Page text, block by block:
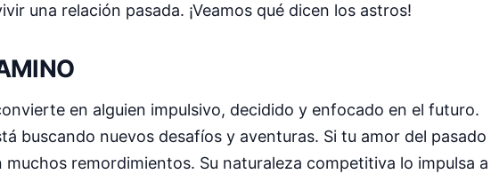
una relación pasada. ¡Veamos qué dicen los astros!
en alguien impulsivo, decidido y enfocado en el futuro.
buscando nuevos desafíos y aventuras. Si tu amor del pasado
remordimientos. Su naturaleza competitiva lo impulsa a